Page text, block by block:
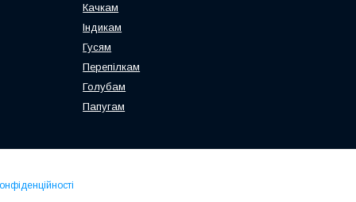
Качкам
Індикам
Гусям
Перепілкам
Голубам
Папугам